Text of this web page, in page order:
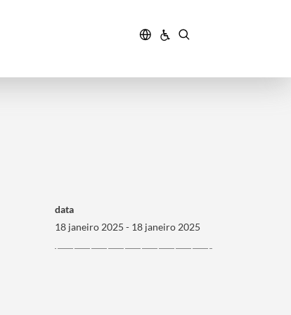
data
18 janeiro 2025 - 18 janeiro 2025